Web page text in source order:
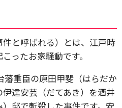
と呼ばれる）とは、江戸時
ったお家騒動です。
藩重臣の原田甲斐（はらだか
達安芸（だてあき）を酒井